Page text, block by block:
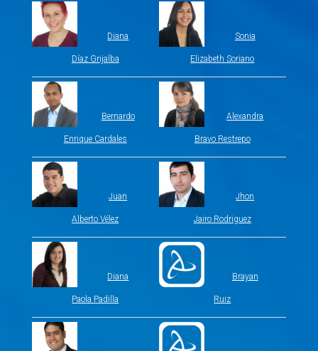
Diana
Díaz Grijalba
Sonia
Elizabeth Soriano
Bernardo
Enrique Cardales
Alexandra
Bravo Restrepo
Juan
Alberto Vélez
Jhon
Jairo Rodriguez
Diana
Paola Padilla
Brayan
Ruiz